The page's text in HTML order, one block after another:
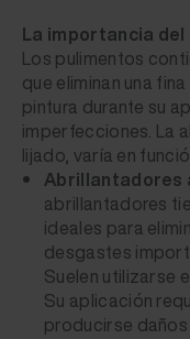
La importancia
Los pulimentos
que eliminan una
pintura durante su
imperfecciones. La
lijado, varía en
Abrillantadores
abrillantadores
ideales para
desgastes
Suelen utilizarse
Su aplicación
producirse